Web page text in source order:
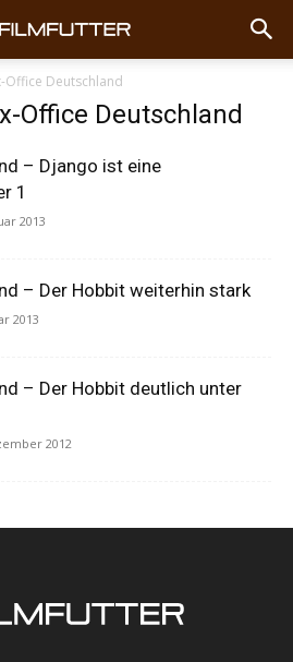
Office Deutschland
Office Deutschland
– Django ist eine
1
2013
– Der Hobbit weiterhin stark
2013
– Der Hobbit deutlich unter
2012